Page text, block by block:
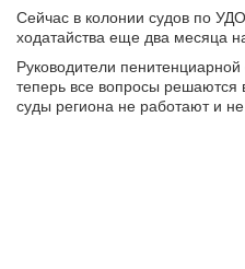
Сейчас в колонии судов по
ходатайства еще два месяца
Руководители
теперь все вопросы
суды региона не работают и не